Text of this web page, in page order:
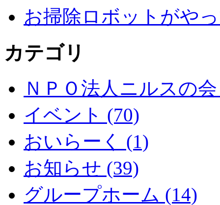
お掃除ロボットがや
カテゴリ
ＮＰＯ法人ニルスの
イベント (70)
おいらーく (1)
お知らせ (39)
グループホーム (14)